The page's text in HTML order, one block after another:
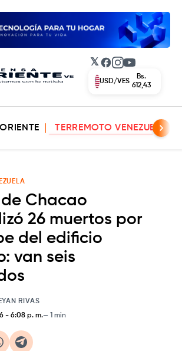
𝕏 Facebook
Instagram
YouTube
EUR/VES
Bs.
ORIENTE TERREMOTO VENEZUELA
Chacao
26 muertos por
del edificio
van seis
RIVAS
- 6:08 p. m. 1 min